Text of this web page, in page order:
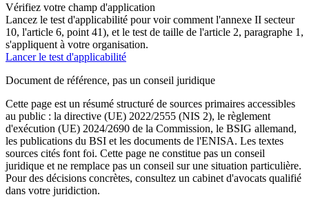
Vérifiez votre champ d'application
Lancez le test d'applicabilité pour voir comment l'annexe II secteur
10, l'article 6, point 41), et le test de taille de l'article 2, paragraphe 1,
s'appliquent à votre organisation.
Lancer le test d'applicabilité
Document de référence, pas un conseil juridique
Cette page est un résumé structuré de sources primaires accessibles
au public : la directive (UE) 2022/2555 (NIS 2), le règlement
d'exécution (UE) 2024/2690 de la Commission, le BSIG allemand,
les publications du BSI et les documents de l'ENISA. Les textes
sources cités font foi. Cette page ne constitue pas un conseil
juridique et ne remplace pas un conseil sur une situation particulière.
Pour des décisions concrètes, consultez un cabinet d'avocats qualifié
dans votre juridiction.